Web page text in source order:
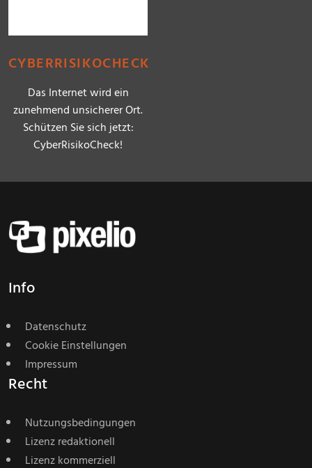
CYBERRISIKOCHECK
Das Internet wird ein
zunehmend unsicherer Ort.
Schützen Sie sich jetzt:
CyberRisikoCheck!
Info
Datenschutz
Cookie Einstellungen
Impressum
Recht
Nutzungsbedingungen
Lizenz redaktionell
Lizenz kommerziell